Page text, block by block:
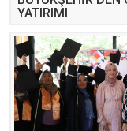
YATIRIMI